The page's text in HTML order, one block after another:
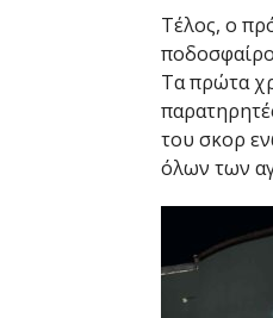
Τέλος, ο
Τα πρώτα
του σκορ
όλων των